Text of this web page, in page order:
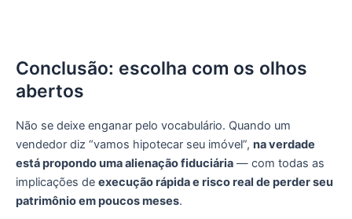
Conclusão: escolha com os olhos
abertos
Não se deixe enganar pelo vocabulário. Quando um
vendedor diz “vamos hipotecar seu imóvel”, na verdade
está propondo uma alienação fiduciária — com todas as
implicações de execução rápida e risco real de perder seu
patrimônio em poucos meses.